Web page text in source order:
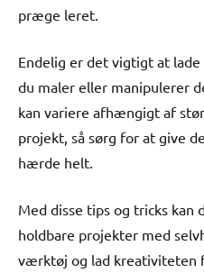
præge leret.
Endelig er det vigtigt at
du maler eller manipulerer
kan variere afhængigt af
projekt, så sørg for at give
hærde helt.
Med disse tips og tricks kan
holdbare projekter med
værktøj og lad kreativiteten